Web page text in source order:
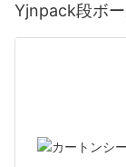
Yjnpack段ボ